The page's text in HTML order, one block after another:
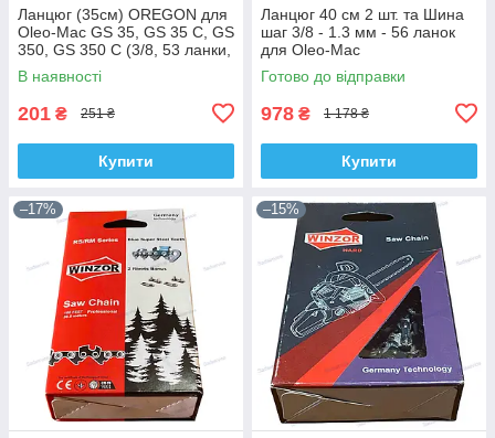
Ланцюг (35см) OREGON для
Oleo-Mac GS 35, GS 35 C, GS
350, GS 350 C (3/8, 53 ланки,
1.3, круглий зуб)
В наявності
201 ₴ 251 ₴
Купити
Ланцюг 40 см 2 шт. та Шина
шаг 3/8 - 1.3 мм - 56 ланок
для Oleo-Mac
936/940/937/941 Archer
Готово до відправки
978 ₴ 1 178 ₴
Купити
–17% –15%